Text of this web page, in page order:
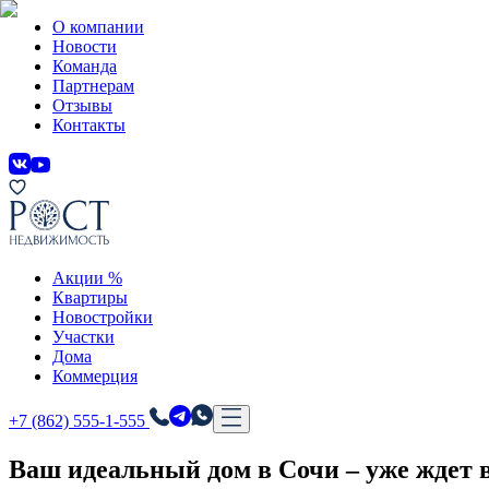
О компании
Новости
Команда
Партнерам
Отзывы
Контакты
Акции %
Квартиры
Новостройки
Участки
Дома
Коммерция
+7 (862) 555-1-555
Ваш идеальный дом в Сочи– уже ждет